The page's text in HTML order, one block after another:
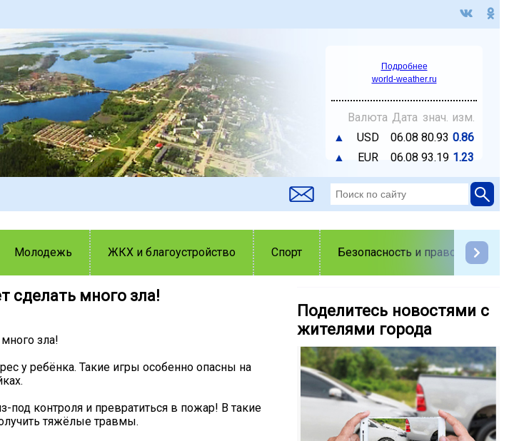
Подробнее
world-weather.ru
Валюта Дата знач. изм.
▲
USD 06.08 80.93 0.86
▲
EUR 06.08 93.19 1.23
Молодежь ЖКХ и благоустройство Спорт Безопасность и правопорядок
сделать много зла!
зла!
у ребёнка. Такие игры особенно опасны на
контроля и превратиться в пожар! В такие
тяжёлые травмы.
Поделитесь новостями с
жителями города